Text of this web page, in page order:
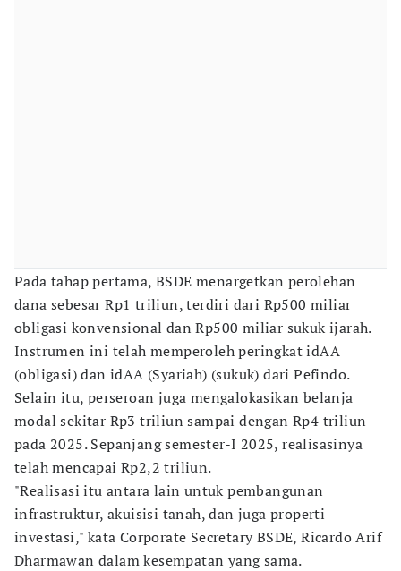
Pada tahap pertama, BSDE menargetkan perolehan
dana sebesar Rp1 triliun, terdiri dari Rp500 miliar
obligasi konvensional dan Rp500 miliar sukuk ijarah.
Instrumen ini telah memperoleh peringkat idAA
(obligasi) dan idAA (Syariah) (sukuk) dari Pefindo.
Selain itu, perseroan juga mengalokasikan belanja
modal sekitar Rp3 triliun sampai dengan Rp4 triliun
pada 2025. Sepanjang semester-I 2025, realisasinya
telah mencapai Rp2,2 triliun.
"Realisasi itu antara lain untuk pembangunan
infrastruktur, akuisisi tanah, dan juga properti
investasi," kata Corporate Secretary BSDE, Ricardo Arif
Dharmawan dalam kesempatan yang sama.